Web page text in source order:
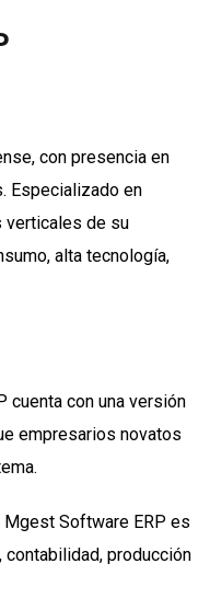
con presencia en
Especializado en
verticales de su
alta tecnología,
cuenta con una versión
empresarios novatos
Mgest Software ERP es
producción